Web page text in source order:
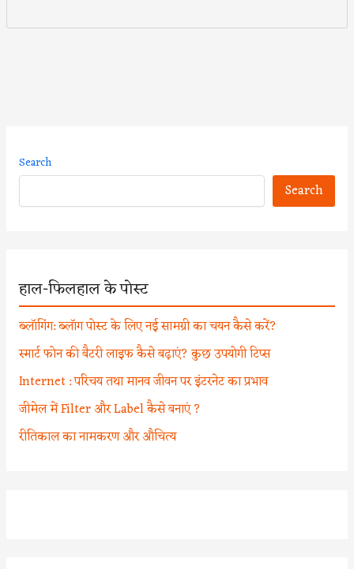
Search
Search
हाल-फिलहाल के पोस्ट
ब्लॉगिंग: ब्लॉग पोस्ट के लिए नई सामग्री का चयन कैसे करें?
स्मार्ट फोन की बैटरी लाइफ कैसे बढ़ाएं? कुछ उपयोगी टिप्स
Internet : परिचय तथा मानव जीवन पर इंटरनेट का प्रभाव
जीमेल में Filter और Label कैसे बनाएं ?
रीतिकाल का नामकरण और औचित्य